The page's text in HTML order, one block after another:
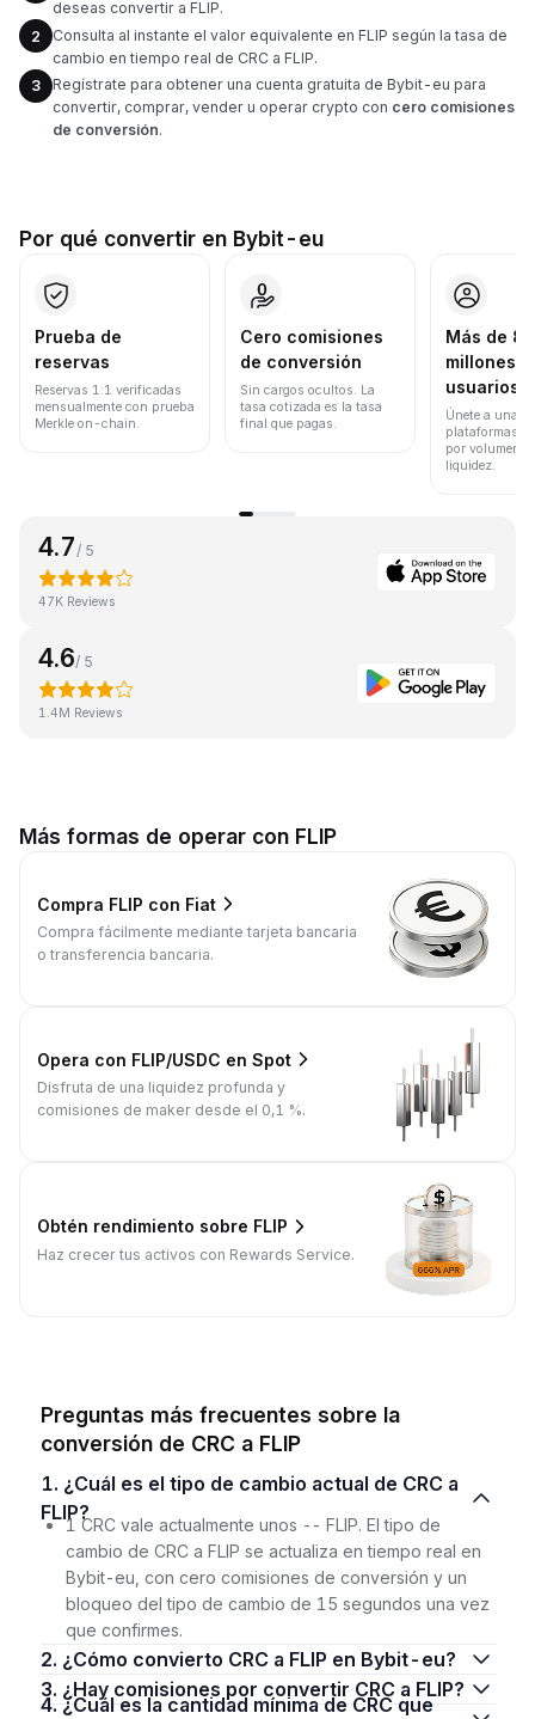
deseas convertir a FLIP.
2
Consulta al instante el valor equivalente en FLIP según la tasa de
cambio en tiempo real de CRC a FLIP.
3
Regístrate para obtener una cuenta gratuita de Bybit-eu para
convertir, comprar, vender u operar crypto con cero comisiones
de conversión.
Por qué convertir en Bybit-eu
Prueba de
reservas
Reservas 1:1 verificadas
mensualmente con prueba
Merkle on-chain.
Cero comisiones
de conversión
Sin cargos ocultos. La
tasa cotizada es la tasa
final que pagas.
Más de 86
millones
usuarios
Únete a una
plataformas
por volumen
liquidez.
4.7/ 5
47K Reviews
4.6/ 5
1.4M Reviews
Más formas de operar con FLIP
Compra FLIP con Fiat
Compra fácilmente mediante tarjeta bancaria
o transferencia bancaria.
Opera con FLIP/USDC en Spot
Disfruta de una liquidez profunda y
comisiones de maker desde el 0,1 %.
Obtén rendimiento sobre FLIP
Haz crecer tus activos con Rewards Service.
Preguntas más frecuentes sobre la
conversión de CRC a FLIP
1. ¿Cuál es el tipo de cambio actual de CRC a
FLIP?
1 CRC vale actualmente unos -- FLIP. El tipo de
cambio de CRC a FLIP se actualiza en tiempo real en
Bybit-eu, con cero comisiones de conversión y un
bloqueo del tipo de cambio de 15 segundos una vez
que confirmes.
2. ¿Cómo convierto CRC a FLIP en Bybit-eu?
3. ¿Hay comisiones por convertir CRC a FLIP?
4. ¿Cuál es la cantidad mínima de CRC que